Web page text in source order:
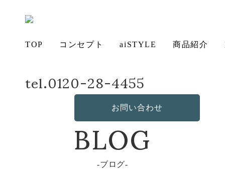
TOP コンセプト
いて
保証につ
aiSTYLE 商品紹介
ソフ
ベッ
デス
造
ファ
tel.0120-28-4455
お問い合わせ
BLOG
ブログ